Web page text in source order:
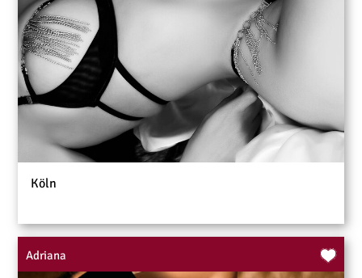
Köln
Adriana